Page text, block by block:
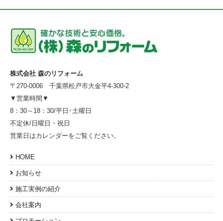
株式会社 森のリフォーム
〒270-0006 千葉県松戸市大金平4-300-2
▼営業時間▼
8：30～18：30/平日･土曜日
不定休/日曜日・祝日
営業日はカレンダーをご覧ください。
HOME
お知らせ
施工実例の紹介
会社案内